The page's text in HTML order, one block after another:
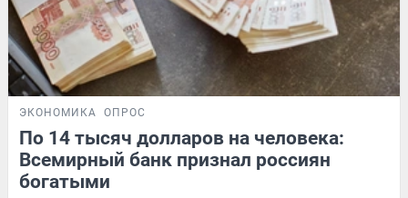
ЭКОНОМИКА ОПРОС
По 14 тысяч долларов на человека:
Всемирный банк признал россиян
богатыми